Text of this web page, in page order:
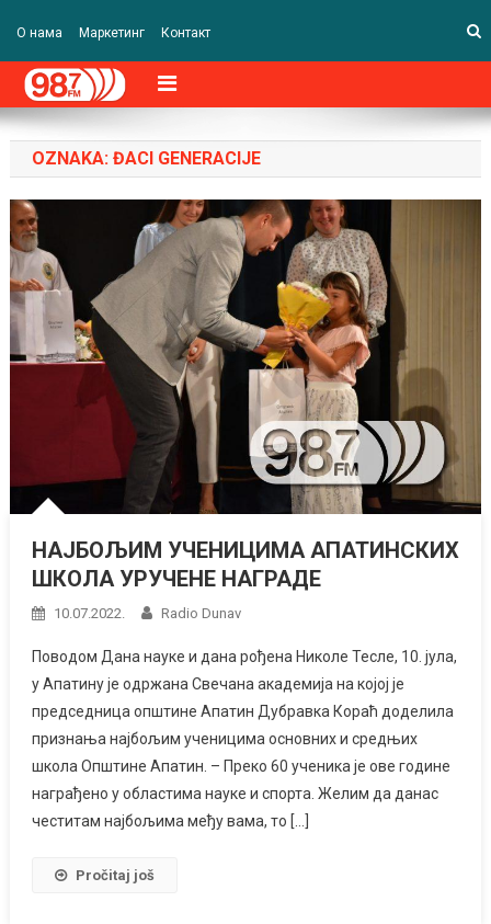
О нама Маркетинг Контакт
OZNAKA: ĐACI GENERACIJE
НАЈБОЉИМ УЧЕНИЦИМА АПАТИНСКИХ
ШКОЛА УРУЧЕНЕ НАГРАДЕ
10.07.2022. Radio Dunav
Поводом Дана науке и дана рођена Николе Тесле, 10. јула,
у Апатину је одржана Свечана академија на којој је
председница општине Апатин Дубравка Кораћ доделила
признања најбољим ученицима основних и средњих
школа Општине Апатин. – Преко 60 ученика је ове године
награђено у областима науке и спорта. Желим да данас
честитам најбољима међу вама, то […]
Pročitaj još